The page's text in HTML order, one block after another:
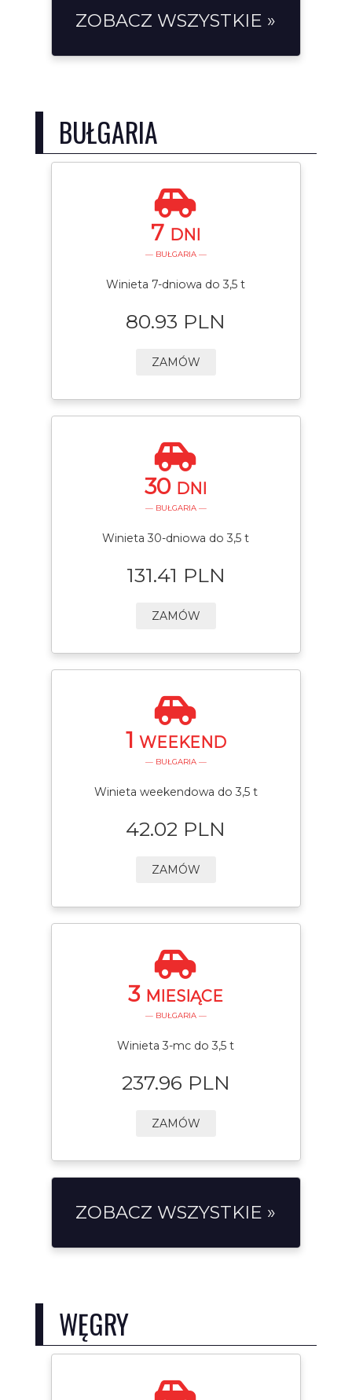
ZOBACZ WSZYSTKIE »
BUŁGARIA
7 DNI
— BUŁGARIA —
Winieta 7-dniowa do 3,5 t
80.93 PLN
ZAMÓW
30 DNI
— BUŁGARIA —
Winieta 30-dniowa do 3,5 t
131.41 PLN
ZAMÓW
1 WEEKEND
— BUŁGARIA —
Winieta weekendowa do 3,5 t
42.02 PLN
ZAMÓW
3 MIESIĄCE
— BUŁGARIA —
Winieta 3-mc do 3,5 t
237.96 PLN
ZAMÓW
ZOBACZ WSZYSTKIE »
WĘGRY